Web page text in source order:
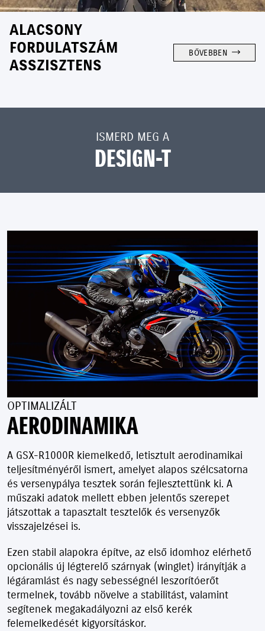
ALACSONY
FORDULATSZÁM
ASSZISZTENS
BŐVEBBEN
ISMERD MEG A
DESIGN-T
OPTIMALIZÁLT
AERODINAMIKA
A GSX-R1000R kiemelkedő, letisztult aerodinamikai
teljesítményéről ismert, amelyet alapos szélcsatorna
és versenypálya tesztek során fejlesztettünk ki. A
műszaki adatok mellett ebben jelentős szerepet
játszottak a tapasztalt tesztelők és versenyzők
visszajelzései is.
Ezen stabil alapokra építve, az első idomhoz elérhető
opcionális új légterelő szárnyak (winglet) irányítják a
légáramlást és nagy sebességnél leszorítóerőt
termelnek, tovább növelve a stabilitást, valamint
segítenek megakadályozni az első kerék
felemelkedését kigyorsításkor.